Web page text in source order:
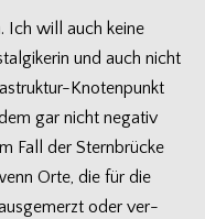
Ich will auch keine
und auch nicht
Knotenpunkt
gar nicht nega­tiv
Fall der Stern­brü­cke
Orte, die für die
oder ver­